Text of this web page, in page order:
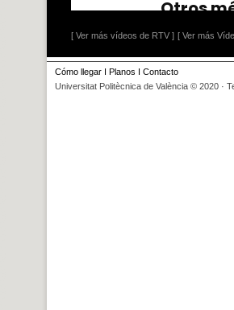
[ Ver más vídeos de RTV ] [ Ver más
Cómo llegar I Planos I Contacto
Universitat Politècnica de València © 2020 ·